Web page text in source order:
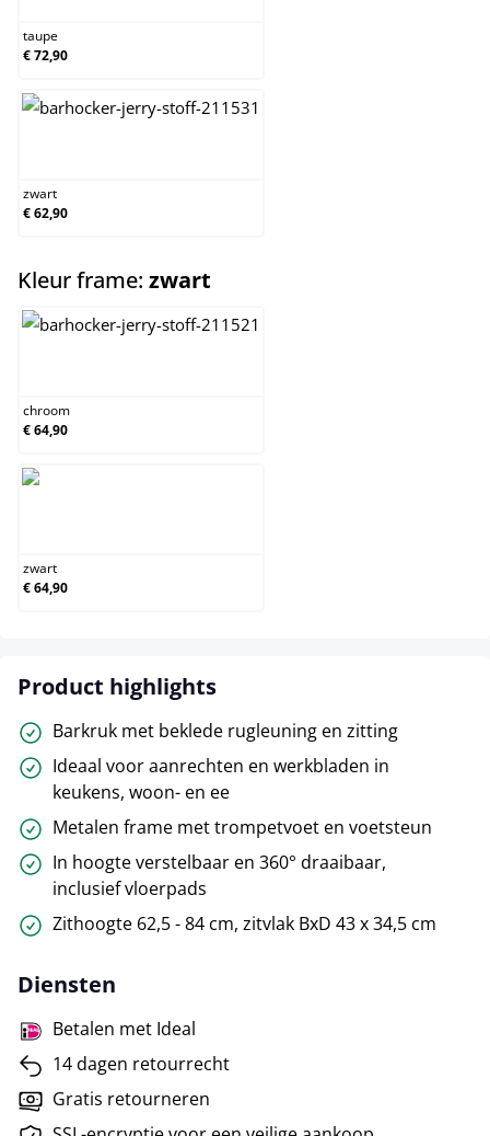
taupe
€ 72,90
zwart
€ 62,90
Kleur frame: zwart
chroom
€ 64,90
zwart
€ 64,90
Product highlights
Barkruk met beklede rugleuning en zitting
Ideaal voor aanrechten en werkbladen in
keukens, woon- en ee
Metalen frame met trompetvoet en voetsteun
In hoogte verstelbaar en 360° draaibaar,
inclusief vloerpads
Zithoogte 62,5 - 84 cm, zitvlak BxD 43 x 34,5 cm
Diensten
Betalen met Ideal
14 dagen retourrecht
Gratis retourneren